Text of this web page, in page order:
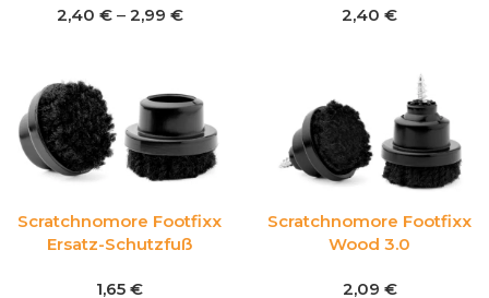
2,40 € – 2,99 € 2,40 €
Scratchnomore Footfixx
Ersatz-Schutzfuß
1,65 €
Scratchnomore Footfixx
Wood 3.0
2,09 €